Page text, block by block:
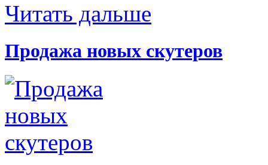
Читать дальше
Продажа новых скутеров